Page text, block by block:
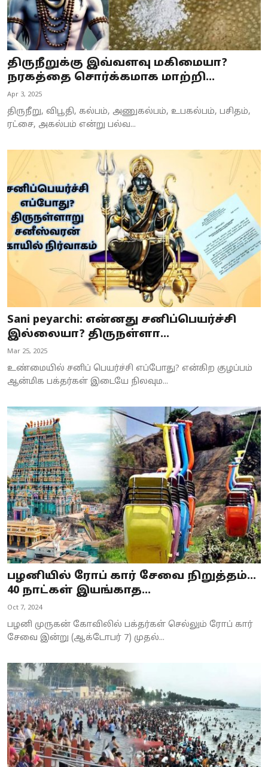
திருநீறுக்கு இவ்வளவு மகிமையா?
நரகத்தை சொர்க்கமாக மாற்றி...
Apr 3, 2025
திருநீறு, விபூதி, கல்பம், அணுகல்பம், உபகல்பம், பசிதம்,
ரட்சை, அகல்பம் என்று பல்வ...
Sani peyarchi: என்னது சனிப்பெயர்ச்சி
இல்லையா? திருநள்ளா...
Mar 25, 2025
உண்மையில் சனிப் பெயர்ச்சி எப்போது? என்கிற குழப்பம்
ஆன்மிக பக்தர்கள் இடையே நிலவும...
பழனியில் ரோப் கார் சேவை நிறுத்தம்...
40 நாட்கள் இயங்காத...
Oct 7, 2024
பழனி முருகன் கோவிலில் பக்தர்கள் செல்லும் ரோப் கார்
சேவை இன்று (ஆக்டோபர் 7) முதல்...